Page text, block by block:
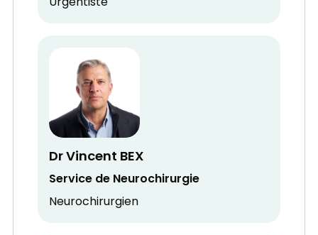
Dr Vincent BEX
Service de Neurochirurgie
Neurochirurgien